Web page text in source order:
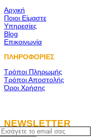
Αρχική
Ποιοι Είμαστε
Υπηρεσίες
Blog
Επικοινωνία
ΠΛΗΡΟΦΟΡΙΕΣ
Τρόποι Πληρωμής
Τρόποι Αποστολής
Όροι Χρήσης
NEWSLETTER